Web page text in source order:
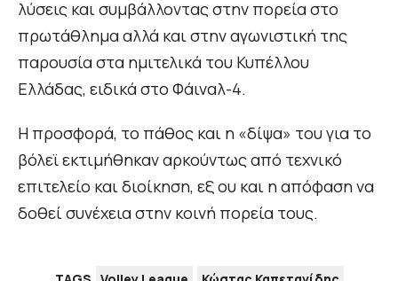
λύσεις και συμβάλλοντας στην πορεία στο
πρωτάθλημα αλλά και στην αγωνιστική της
παρουσία στα ημιτελικά του Κυπέλλου
Ελλάδας, ειδικά στο Φάιναλ-4.
Η προσφορά, το πάθος και η «δίψα» του για το
βόλεϊ εκτιμήθηκαν αρκούντως από τεχνικό
επιτελείο και διοίκηση, εξ ου και η απόφαση να
δοθεί συνέχεια στην κοινή πορεία τους.